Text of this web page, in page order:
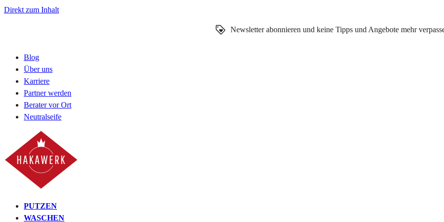
Direkt zum Inhalt
Newsletter abonnieren und keine Tipps und Angebote mehr
Blog
Über uns
Karriere
Partner werden
Berater vor Ort
Neutralseife
PUTZEN
WASCHEN